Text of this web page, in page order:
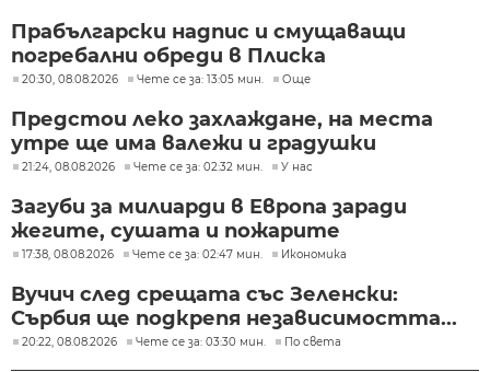
Прабългарски надпис и смущаващи
погребални обреди в Плиска
20:30, 08.08.2026 Чете се за: 13:05 мин. Още
Предстои леко захлаждане, на места
утре ще има валежи и градушки
21:24, 08.08.2026 Чете се за: 02:32 мин. У нас
Загуби за милиарди в Европа заради
жегите, сушата и пожарите
17:38, 08.08.2026 Чете се за: 02:47 мин. Икономика
Вучич след срещата със Зеленски:
Сърбия ще подкрепя независимостта...
20:22, 08.08.2026 Чете се за: 03:30 мин. По света